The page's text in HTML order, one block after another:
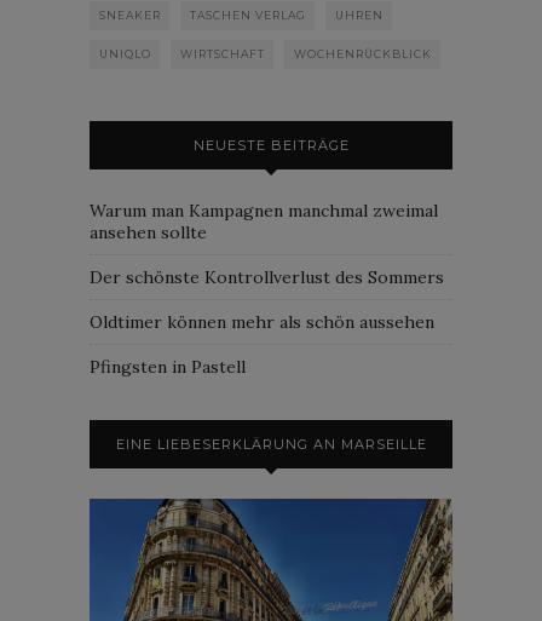
SNEAKER TASCHEN VERLAG UHREN
UNIQLO WIRTSCHAFT WOCHENRÜCKBLICK
NEUESTE BEITRÄGE
Warum man Kampagnen manchmal zweimal
ansehen sollte
Der schönste Kontrollverlust des Sommers
Oldtimer können mehr als schön aussehen
Pfingsten in Pastell
EINE LIEBESERKLÄRUNG AN MARSEILLE